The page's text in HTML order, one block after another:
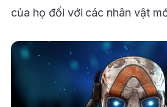
của họ đối với các nhân vật